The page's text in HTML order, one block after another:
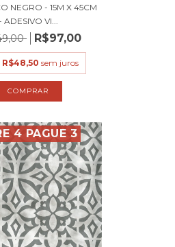
NEGRO - 15M X 45CM
ADESIVO VI...
R$97,00
R$48,50 sem juros
4 PAGUE 3